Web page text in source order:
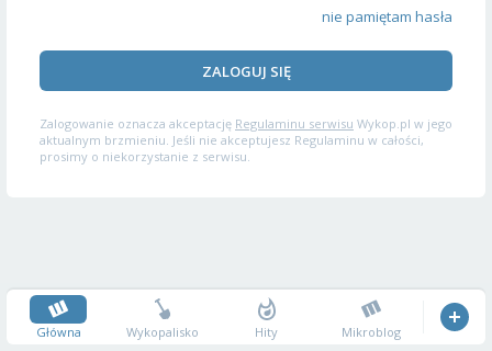
nie pamiętam hasła
ZALOGUJ SIĘ
Zalogowanie oznacza akceptację Regulaminu serwisu Wykop.pl w jego
aktualnym brzmieniu. Jeśli nie akceptujesz Regulaminu w całości,
prosimy o niekorzystanie z serwisu.
Główna Wykopalisko Hity Mikroblog